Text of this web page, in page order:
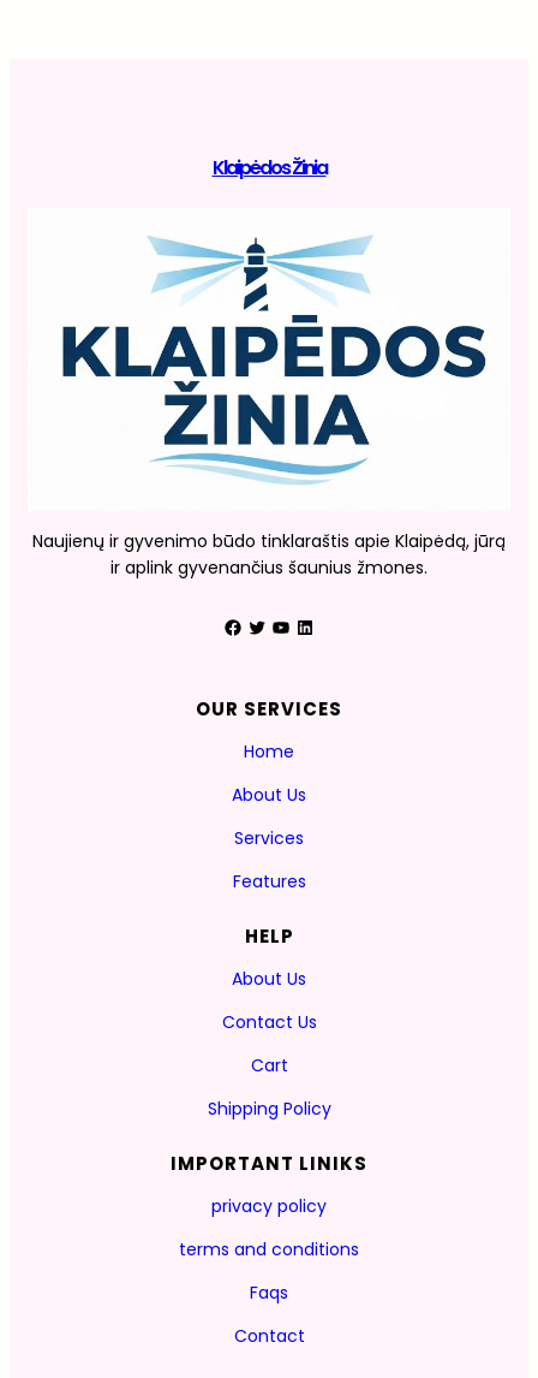
Klaipėdos Žinia
Naujienų ir gyvenimo būdo tinklaraštis apie Klaipėdą, jūrą
ir aplink gyvenančius šaunius žmones.
Facebook Twitter YouTube LinkedIn
OUR SERVICES
Home
About Us
Services
Features
HELP
About Us
Contact Us
Cart
Shipping Policy
IMPORTANT LINIKS
privacy policy
terms and conditions
Faqs
Contact